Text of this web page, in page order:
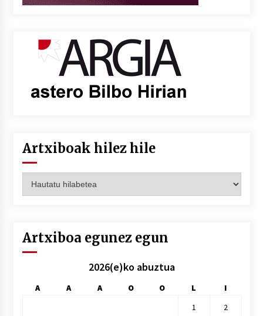
Artxiboak hilez hile
hilez
Artxiboa egunez egun
2026(e)ko abuztua
A A A O O L
I
1
2